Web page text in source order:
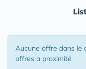
Aucune offre dans le
offres a proximité